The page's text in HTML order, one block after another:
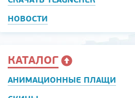
НОВОСТИ
КАТАЛОГ
АНИМАЦИОННЫЕ ПЛАЩИ